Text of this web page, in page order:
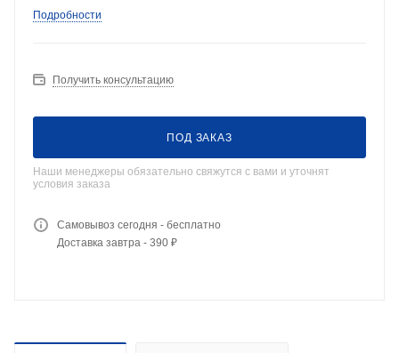
Подробности
Получить консультацию
ПОД ЗАКАЗ
Наши менеджеры обязательно свяжутся с вами и уточнят
условия заказа
Самовывоз сегодня - бесплатно
Доставка завтра - 390 ₽